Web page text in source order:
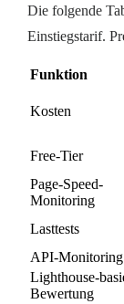
Die folgende
Einstiegstarif.
Funktion
Kosten
Free-Tier
Page-Speed-
Monitoring
Lasttests
API-Monitoring
Lighthouse-
Bewertung